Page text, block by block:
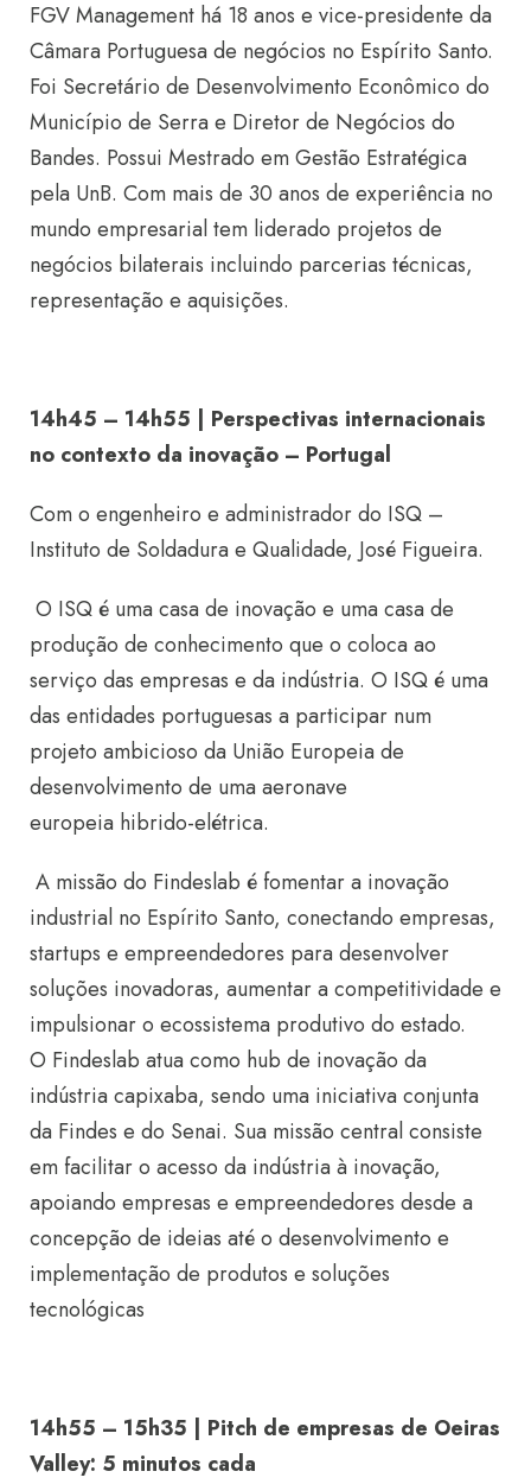
FGV Management há 18 anos e vice-presidente da
Câmara Portuguesa de negócios no Espírito Santo.
Foi Secretário de Desenvolvimento Econômico do
Município de Serra e Diretor de Negócios do
Bandes. Possui Mestrado em Gestão Estratégica
pela UnB. Com mais de 30 anos de experiência no
mundo empresarial tem liderado projetos de
negócios bilaterais incluindo parcerias técnicas,
representação e aquisições.
14h45 – 14h55 | Perspectivas internacionais
no contexto da inovação – Portugal
Com o engenheiro e administrador do ISQ –
Instituto de Soldadura e Qualidade, José Figueira.
O ISQ é uma casa de inovação e uma casa de
produção de conhecimento que o coloca ao
serviço das empresas e da indústria. O ISQ é uma
das entidades portuguesas a participar num
projeto ambicioso da União Europeia de
desenvolvimento de uma aeronave
europeia hibrido-elétrica.
A missão do Findeslab é fomentar a inovação
industrial no Espírito Santo, conectando empresas,
startups e empreendedores para desenvolver
soluções inovadoras, aumentar a competitividade e
impulsionar o ecossistema produtivo do estado.
O Findeslab atua como hub de inovação da
indústria capixaba, sendo uma iniciativa conjunta
da Findes e do Senai. Sua missão central consiste
em facilitar o acesso da indústria à inovação,
apoiando empresas e empreendedores desde a
concepção de ideias até o desenvolvimento e
implementação de produtos e soluções
tecnológicas
14h55 – 15h35 | Pitch de empresas de Oeiras
Valley: 5 minutos cada